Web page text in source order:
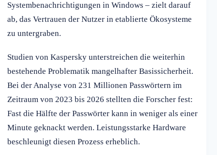
Systembenachrichtigungen in Windows – zielt darauf
ab, das Vertrauen der Nutzer in etablierte Ökosysteme
zu untergraben.
Studien von Kaspersky unterstreichen die weiterhin
bestehende Problematik mangelhafter Basissicherheit.
Bei der Analyse von 231 Millionen Passwörtern im
Zeitraum von 2023 bis 2026 stellten die Forscher fest:
Fast die Hälfte der Passwörter kann in weniger als einer
Minute geknackt werden. Leistungsstarke Hardware
beschleunigt diesen Prozess erheblich.